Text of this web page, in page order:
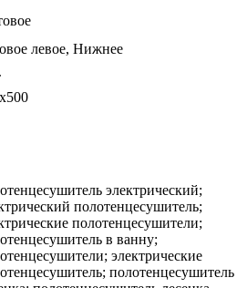
левое, Нижнее
электрический;
полотенцесушитель;
полотенцесушители;
в ванну;
электрические
полотенцесушитель